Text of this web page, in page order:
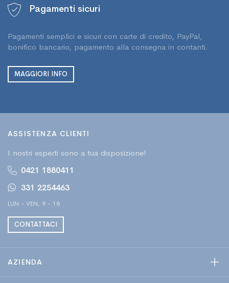
Pagamenti sicuri
Pagamenti semplici e sicuri con carte di credito, PayPal,
bonifico bancario, pagamento alla consegna in contanti.
MAGGIORI INFO
ASSISTENZA CLIENTI
I nostri esperti sono a tua disposizione!
0421 1880411
331 2254463
LUN - VEN, 9 - 18
CONTATTACI
AZIENDA